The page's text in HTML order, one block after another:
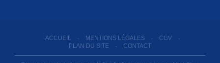
ACCUEIL - MENTIONS LÉGALES - CGV -
PLAN DU SITE - CONTACT